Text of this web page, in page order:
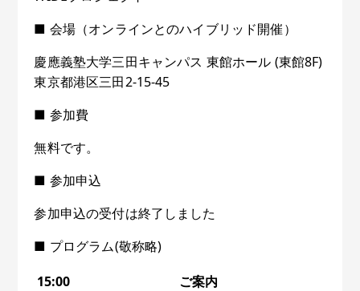
■ 会場（オンラインとのハイブリッド開催）
慶應義塾大学三田キャンパス 東館ホール (東館8F)
東京都港区三田2-15-45
■ 参加費
無料です。
■ 参加申込
参加申込の受付は終了しました
■ プログラム(敬称略)
15:00
ご案内